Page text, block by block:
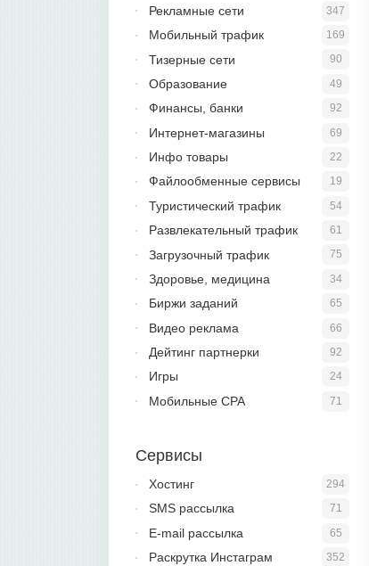
347
Рекламные сети
169
Мобильный трафик
90
Тизерные сети
49
Образование
92
Финансы, банки
69
Интернет-магазины
22
Инфо товары
19
Файлообменные сервисы
54
Туристический трафик
61
Развлекательный трафик
75
Загрузочный трафик
34
Здоровье, медицина
65
Биржи заданий
66
Видео реклама
92
Дейтинг партнерки
24
Игры
71
Мобильные CPA
Сервисы
294
Хостинг
71
SMS рассылка
65
E-mail рассылка
352
Раскрутка Инстаграм